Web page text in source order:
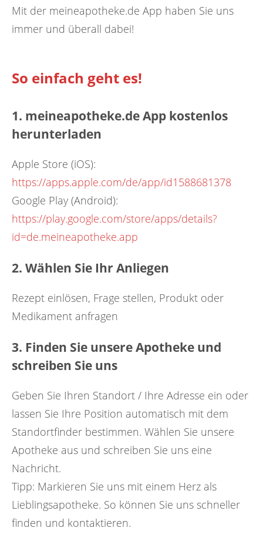
Mit der meineapotheke.de App haben Sie uns
immer und überall dabei!
So einfach geht es!
1. meineapotheke.de App kostenlos
herunterladen
Apple Store (iOS):
https://apps.apple.com/de/app/id1588681378
Google Play (Android):
https://play.google.com/store/apps/details?
id=de.meineapotheke.app
2. Wählen Sie Ihr Anliegen
Rezept einlösen, Frage stellen, Produkt oder
Medikament anfragen
3. Finden Sie unsere Apotheke und
schreiben Sie uns
Geben Sie Ihren Standort / Ihre Adresse ein oder
lassen Sie Ihre Position automatisch mit dem
Standortfinder bestimmen. Wählen Sie unsere
Apotheke aus und schreiben Sie uns eine
Nachricht.
Tipp: Markieren Sie uns mit einem Herz als
Lieblingsapotheke. So können Sie uns schneller
finden und kontaktieren.